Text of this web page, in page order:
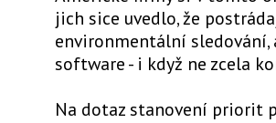
jich sice uvedlo, že
environmentální sledování,
software - i když ne zcela
Na dotaz stanovení priorit